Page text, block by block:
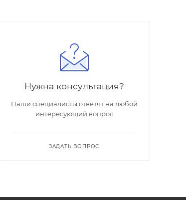
Нужна консультация?
Наши специалисты ответят на любой
интересующий вопрос
ЗАДАТЬ ВОПРОС